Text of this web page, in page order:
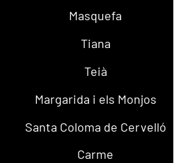
Masquefa
Tiana
Teià
Margarida i els Monjos
Santa Coloma de Cervelló
Carme